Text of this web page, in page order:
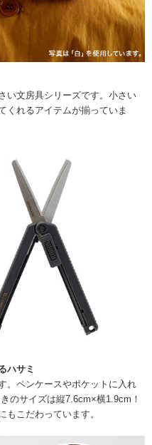
い文房具シリーズです。小さい
くれるアイテムが揃っていま
ハサミ
。ペンケースやポケットに入れ
のサイズは縦7.6cm×横1.9cm！
もこだわっています。